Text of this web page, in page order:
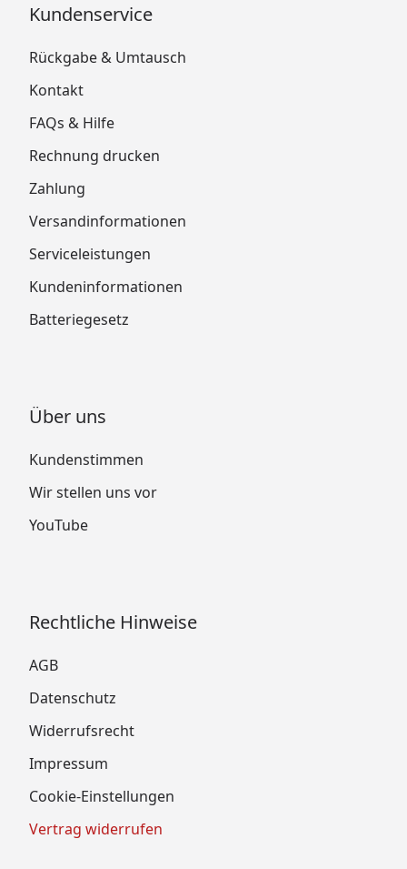
Kundenservice
Rückgabe & Umtausch
Kontakt
FAQs & Hilfe
Rechnung drucken
Zahlung
Versandinformationen
Serviceleistungen
Kundeninformationen
Batteriegesetz
Über uns
Kundenstimmen
Wir stellen uns vor
YouTube
Rechtliche Hinweise
AGB
Datenschutz
Widerrufsrecht
Impressum
Cookie-Einstellungen
Vertrag widerrufen